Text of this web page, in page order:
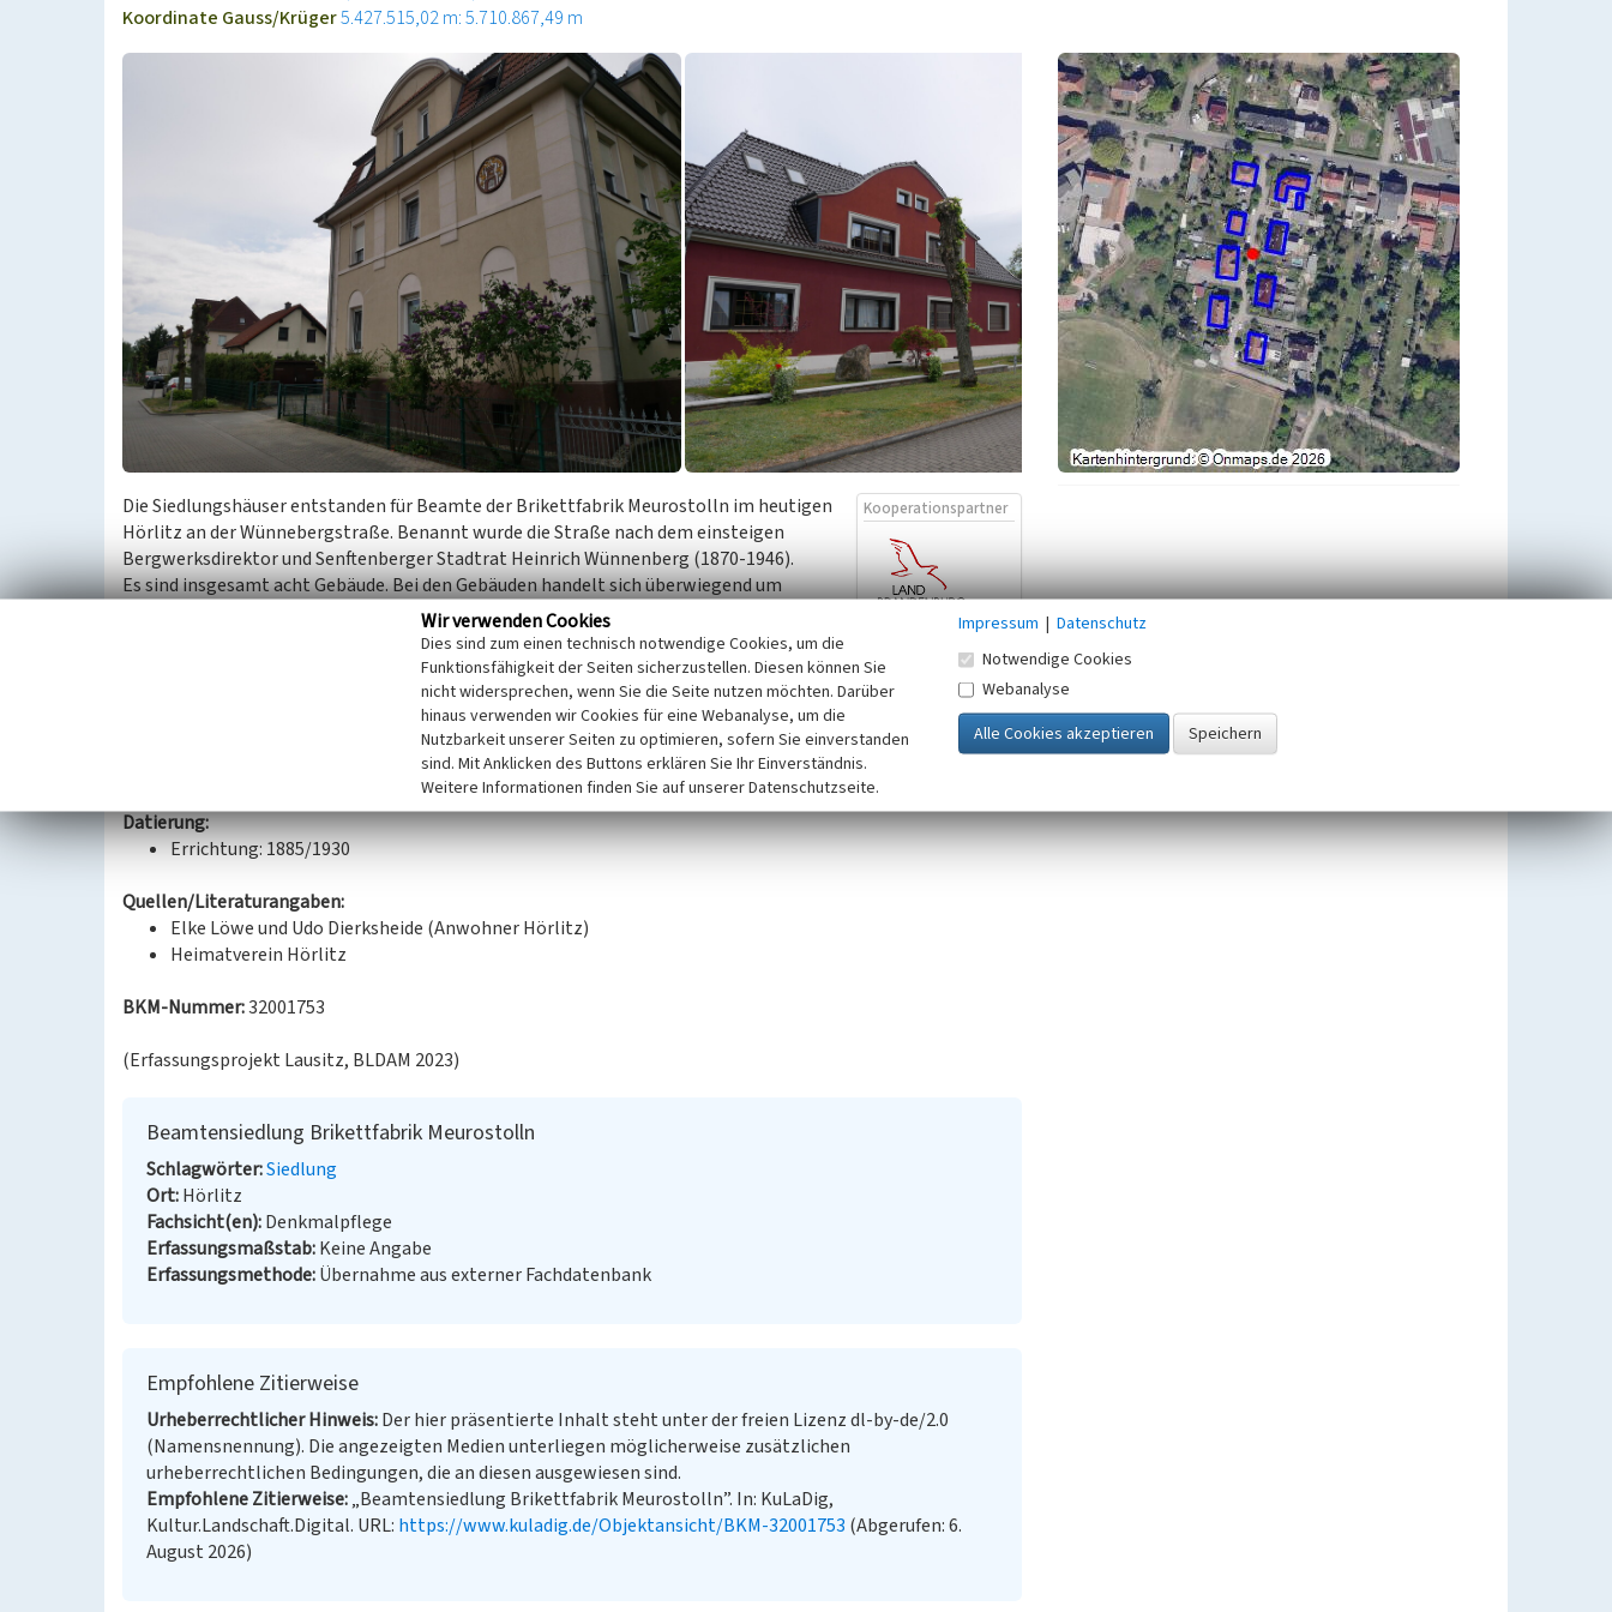
Koordinate Gauss/Krüger5.427.515,02 m: 5.710.867,49 m
Kooperationspartner
Die Siedlungshäuser entstanden für Beamte der Brikettfabrik Meurostolln im heutigen
Hörlitz an der Wünnebergstraße. Benannt wurde die Straße nach dem einsteigen
Bergwerksdirektor und Senftenberger Stadtrat Heinrich Wünnenberg (1870-1946).
Es sind insgesamt acht Gebäude. Bei den Gebäuden handelt sich überwiegend um
Doppelwohnhäuser. Sechs Gebäude sind traufständige, zweigeschossige, verputzte
Wohnhäuser in Massivbauweise auf rechteckigem Grundriss, jedes mit einem Garten.
Drei der Häuser stehen auf der östlichen und drei auf der westlichen Straßenseite. Das
als Eckhaus ausgebildete Gebäude, das zur Klettwitzer Straße vermittelt, hat ein
Walmdach mit Tonnendachgiebelgauben und ist mit einem Relief versehen.
Datierung:
Errichtung: 1885/1930
Quellen/Literaturangaben:
Elke Löwe und Udo Dierksheide (Anwohner Hörlitz)
Heimatverein Hörlitz
BKM-Nummer:32001753
(Erfassungsprojekt Lausitz, BLDAM 2023)
Beamtensiedlung Brikettfabrik Meurostolln
Schlagwörter Siedlung
Ort Hörlitz
Fachsicht(en) Denkmalpflege
Erfassungsmaßstab Keine Angabe
Erfassungsmethode Übernahme aus externer Fachdatenbank
Empfohlene Zitierweise
Urheberrechtlicher Hinweis Der hier präsentierte Inhalt steht unter der freien Lizenz dl-by-de/2.0
(Namensnennung). Die angezeigten Medien unterliegen möglicherweise zusätzlichen
urheberrechtlichen Bedingungen, die an diesen ausgewiesen sind.
Empfohlene Zitierweise „Beamtensiedlung Brikettfabrik Meurostolln”. In: KuLaDig,
Kultur.Landschaft.Digital. URL: https://www.kuladig.de/Objektansicht/BKM-32001753 (Abgerufen: 6.
August 2026)
Wir verwenden Cookies
Dies sind zum einen technisch notwendige Cookies, um die
Funktionsfähigkeit der Seiten sicherzustellen. Diesen können Sie
nicht widersprechen, wenn Sie die Seite nutzen möchten. Darüber
hinaus verwenden wir Cookies für eine Webanalyse, um die
Nutzbarkeit unserer Seiten zu optimieren, sofern Sie einverstanden
sind. Mit Anklicken des Buttons erklären Sie Ihr Einverständnis.
Weitere Informationen finden Sie auf unserer Datenschutzseite.
Impressum | Datenschutz
Notwendige Cookies
Webanalyse